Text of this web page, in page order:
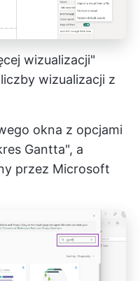
wizualizacji"
wizualizacji z
okna z opcjami
Gantta", a
przez Microsoft